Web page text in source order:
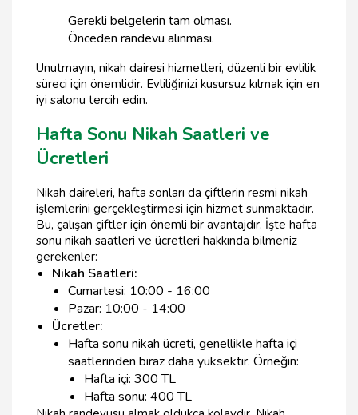
Gerekli belgelerin tam olması.
Önceden randevu alınması.
Unutmayın, nikah dairesi hizmetleri, düzenli bir evlilik
süreci için önemlidir. Evliliğinizi kusursuz kılmak için en
iyi salonu tercih edin.
Hafta Sonu Nikah Saatleri ve
Ücretleri
Nikah daireleri, hafta sonları da çiftlerin resmi nikah
işlemlerini gerçekleştirmesi için hizmet sunmaktadır.
Bu, çalışan çiftler için önemli bir avantajdır. İşte hafta
sonu nikah saatleri ve ücretleri hakkında bilmeniz
gerekenler:
Nikah Saatleri:
Cumartesi: 10:00 - 16:00
Pazar: 10:00 - 14:00
Ücretler:
Hafta sonu nikah ücreti, genellikle hafta içi
saatlerinden biraz daha yüksektir. Örneğin:
Hafta içi: 300 TL
Hafta sonu: 400 TL